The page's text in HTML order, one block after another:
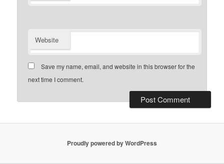
Website
Save my name, email, and website in this browser for the
next time I comment.
Proudly powered by WordPress